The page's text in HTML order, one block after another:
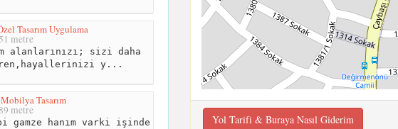
Tasarım Uygulama
metre
alanlarınızı; sizi daha
y...
Tasarım
metre
hanım varki işinde
Yol Tarifi & Buraya Nasıl Giderim